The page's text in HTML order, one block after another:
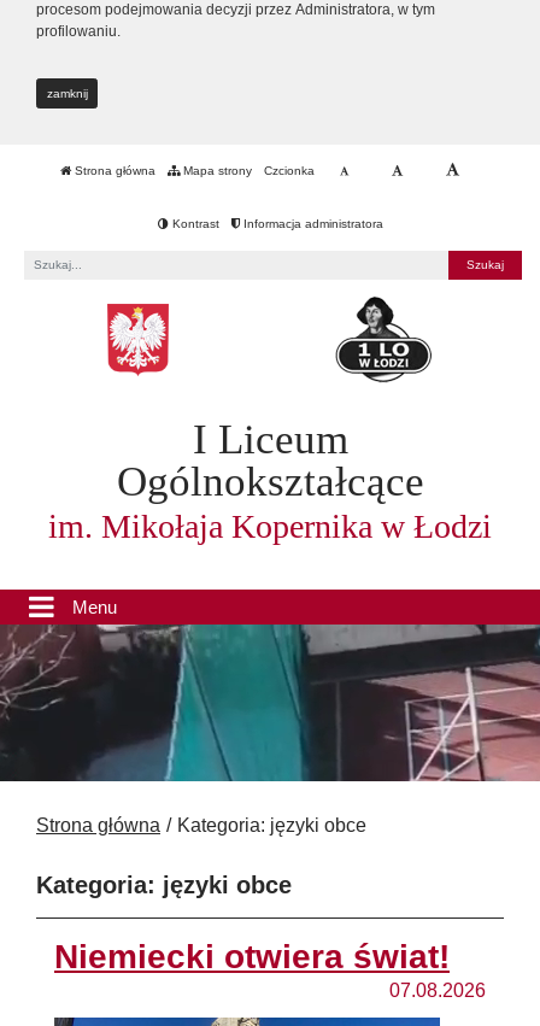
procesom podejmowania decyzji przez Administratora, w tym
profilowaniu.
zamknij
Strona główna Mapa strony Czcionka
Kontrast Informacja administratora
I Liceum
Ogólnokształcące
im. Mikołaja Kopernika w Łodzi
Menu
Strona główna Kategoria: języki obce
Kategoria: języki obce
Niemiecki otwiera świat!
07.08.2026